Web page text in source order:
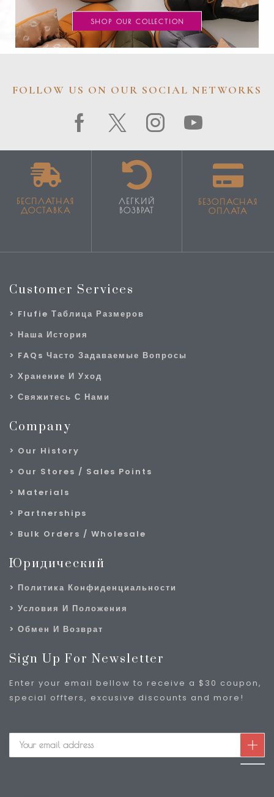
SHOP OUR COLLECTION
FOLLOW US ON OUR SOCIAL NETWORKS
БЕСПЛАТНАЯ
ДОСТАВКА
ЛЕГКИЙ
ВОЗВРАТ
БЕЗОПАСНАЯ
ОПЛАТА
Customer Services
Flufie Таблица Размеров
Наша История
FAQs Часто Задаваемые Вопросы
Хранение И Уход
Свяжитесь С Нами
Company
Our History
Our Stores / Sales Points
Materials
Partnerships
Bulk Orders / Wholesale
Юридический
Политика Конфиденциальности
Условия И Положения
Обмен И Возврат
Sign Up For Newsletter
Enter your email bellow to receive a $30 coupon,
special offters, excusive discounts and more!